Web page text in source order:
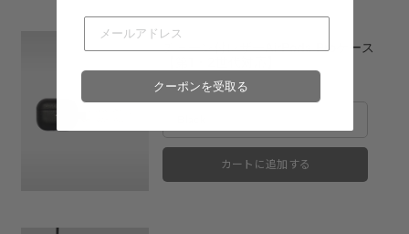
チェーン付レザーAirPods Proケース
Price
¥9,900
カートに追加する
クーポンを受取る